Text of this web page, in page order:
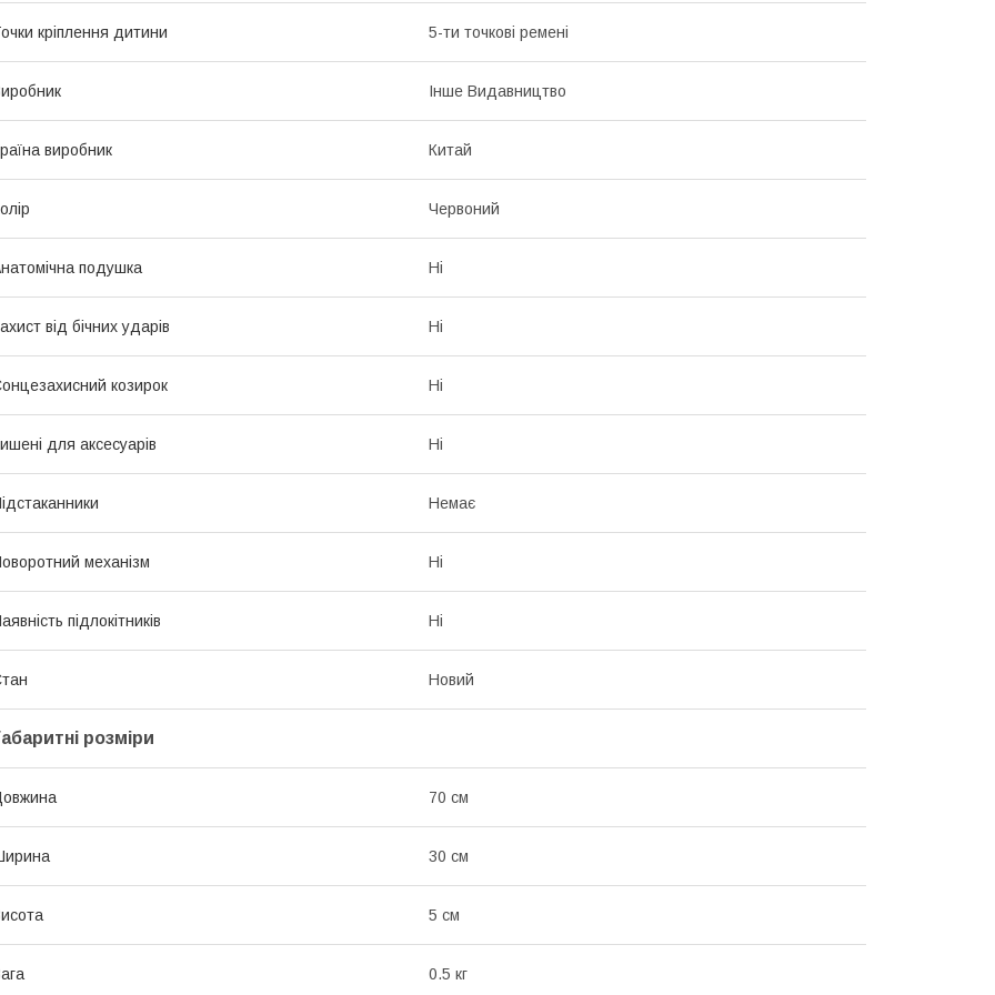
кріплення дитини 5-ти точкові ремені
Інше Видавництво
виробник Китай
Червоний
подушка Ні
від бічних ударів Ні
козирок Ні
для аксесуарів Ні
Немає
механізм Ні
підлокітників Ні
Новий
розміри
70 см
30 см
5 см
0.5 кг